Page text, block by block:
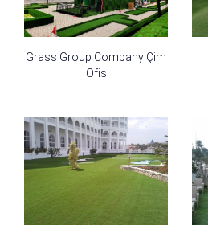
Grass Group Company Çim
Ofis